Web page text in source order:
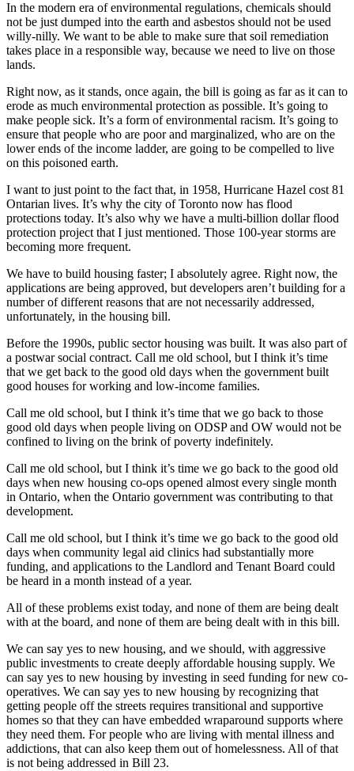
In the modern era of environmental regulations, chemicals should
not be just dumped into the earth and asbestos should not be used
willy-nilly. We want to be able to make sure that soil remediation
takes place in a responsible way, because we need to live on those
lands.
Right now, as it stands, once again, the bill is going as far as it can to
erode as much environmental protection as possible. It’s going to
make people sick. It’s a form of environmental racism. It’s going to
ensure that people who are poor and marginalized, who are on the
lower ends of the income ladder, are going to be compelled to live
on this poisoned earth.
I want to just point to the fact that, in 1958, Hurricane Hazel cost 81
Ontarian lives. It’s why the city of Toronto now has flood
protections today. It’s also why we have a multi-billion dollar flood
protection project that I just mentioned. Those 100-year storms are
becoming more frequent.
We have to build housing faster; I absolutely agree. Right now, the
applications are being approved, but developers aren’t building for a
number of different reasons that are not necessarily addressed,
unfortunately, in the housing bill.
Before the 1990s, public sector housing was built. It was also part of
a postwar social contract. Call me old school, but I think it’s time
that we get back to the good old days when the government built
good houses for working and low-income families.
Call me old school, but I think it’s time that we go back to those
good old days when people living on ODSP and OW would not be
confined to living on the brink of poverty indefinitely.
Call me old school, but I think it’s time we go back to the good old
days when new housing co-ops opened almost every single month
in Ontario, when the Ontario government was contributing to that
development.
Call me old school, but I think it’s time we go back to the good old
days when community legal aid clinics had substantially more
funding, and applications to the Landlord and Tenant Board could
be heard in a month instead of a year.
All of these problems exist today, and none of them are being dealt
with at the board, and none of them are being dealt with in this bill.
We can say yes to new housing, and we should, with aggressive
public investments to create deeply affordable housing supply. We
can say yes to new housing by investing in seed funding for new co-
operatives. We can say yes to new housing by recognizing that
getting people off the streets requires transitional and supportive
homes so that they can have embedded wraparound supports where
they need them. For people who are living with mental illness and
addictions, that can also keep them out of homelessness. All of that
is not being addressed in Bill 23.